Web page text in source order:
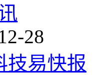
28
技易快报